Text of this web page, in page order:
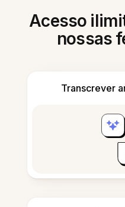
Acesso
nossas
Transcrever